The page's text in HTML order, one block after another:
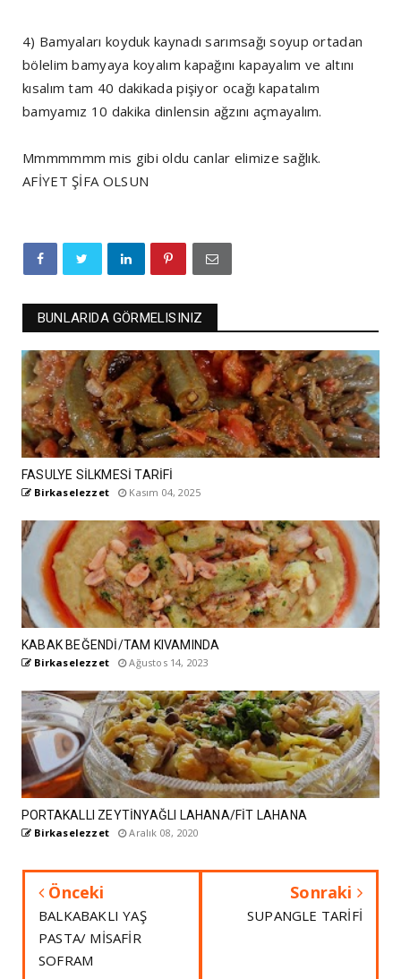
4) Bamyaları koyduk kaynadı sarımsağı soyup ortadan
bölelim bamyaya koyalım kapağını kapayalım ve altını
kısalım tam 40 dakikada pişiyor ocağı kapatalım
bamyamız 10 dakika dinlensin ağzını açmayalım.
Mmmmmmm mis gibi oldu canlar elimize sağlık.
AFİYET ŞİFA OLSUN
BUNLARIDA GÖRMELISINIZ
FASULYE SİLKMESİ TARİFİ
Birkaselezzet Kasım 04, 2025
KABAK BEĞENDİ/TAM KIVAMINDA
Birkaselezzet Ağustos 14, 2023
PORTAKALLI ZEYTİNYAĞLI LAHANA/FİT LAHANA
Birkaselezzet Aralık 08, 2020
Önceki
BALKABAKLI YAŞ
PASTA/ MİSAFİR
SOFRAM
Sonraki
SUPANGLE TARİFİ